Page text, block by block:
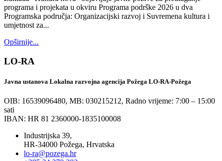
programa i projekata u okviru Programa podrške 2026 u dva
Programska područja: Organizacijski razvoj i Suvremena kultura i
umjetnost za...
Opširnije...
LO-RA
Javna ustanova Lokalna razvojna agencija Požega LO-RA-Požega
OIB: 16539096480, MB: 030215212, Radno vrijeme: 7:00 – 15:00
sati
IBAN: HR 81 2360000-1835100008
Industrijska 39,
HR-34000 Požega, Hrvatska
lo-ra@pozega.hr